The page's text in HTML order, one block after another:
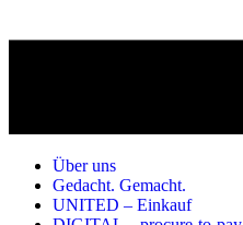
Über uns
Gedacht. Gemacht.
UNITED – Einkauf